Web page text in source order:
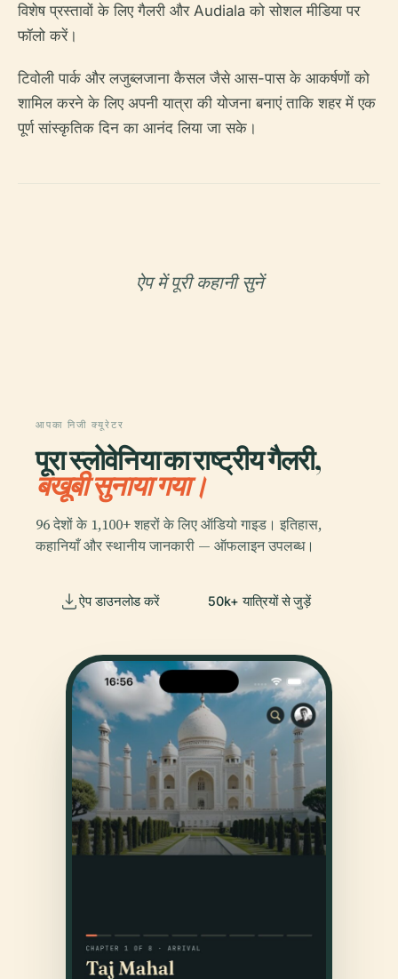
विशेष प्रस्तावों के लिए गैलरी और Audiala को सोशल मीडिया पर
फॉलो करें।
टिवोली पार्क और लजुब्लजाना कैसल जैसे आस-पास के आकर्षणों को
शामिल करने के लिए अपनी यात्रा की योजना बनाएं ताकि शहर में एक
पूर्ण सांस्कृतिक दिन का आनंद लिया जा सके।
ऐप में पूरी कहानी सुनें
आपका निजी क्यूरेटर
पूरा स्लोवेनिया का राष्ट्रीय गैलरी,
बखूबी सुनाया गया।
96 देशों के 1,100+ शहरों के लिए ऑडियो गाइड। इतिहास,
कहानियाँ और स्थानीय जानकारी — ऑफलाइन उपलब्ध।
ऐप डाउनलोड करें 50k+ यात्रियों से जुड़ें